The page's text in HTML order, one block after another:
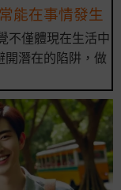
能在事情發生
不僅體現在生活中
開潛在的陷阱，做